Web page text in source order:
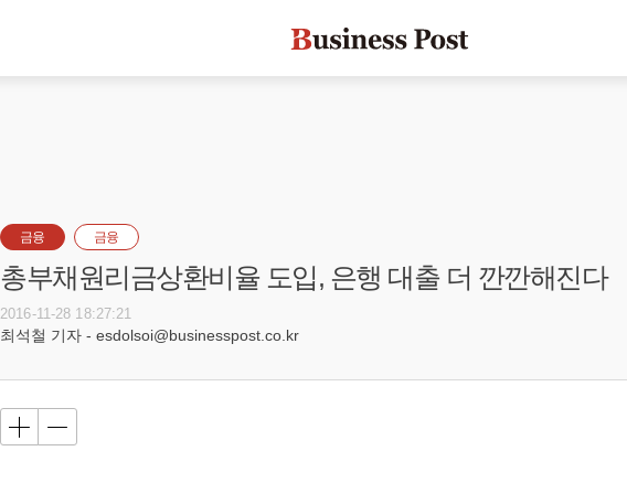
금융 금융
총부채원리금상환비율 도입, 은행 대출 더 깐깐해진다
2016-11-28 18:27:21
최석철 기자 - esdolsoi@businesspost.co.kr